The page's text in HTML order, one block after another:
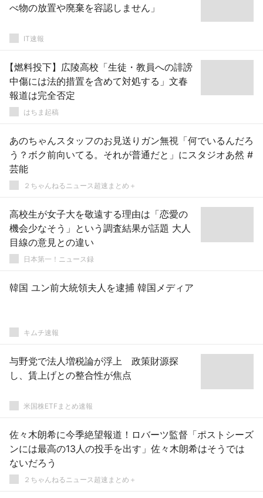
べ物の放置や廃棄を容認しません」
IT速報
【燃料投下】広陵高校「生徒・教員への誹謗
中傷には法的措置を含めて対処する」文春
報道は完全否定
はちま起稿
あのちゃんスタッフのお見送りガン無視「何でいるんだろ
う？ボク前向いてる。それが普通だと」にスタジオあ然 #
芸能
２ちゃんねるニュース超速まとめ＋
高校生が女子大を敬遠する理由は「恋愛の
機会少なそう」という調査結果が話題 大人
目線の意見との違い
日本第一！ニュース録
韓国 ユン前大統領夫人を逮捕 韓国メディア
キムチ速報
与野党で法人増税論が浮上 政策財源探
し、賃上げとの整合性が焦点
米国株ETFまとめ速報
佐々木朗希に今季絶望報道！ロバーツ監督「ポストシーズ
ンには最高の13人の投手を出す」佐々木朗希はそうでは
ないだろう
２ちゃんねるニュース超速まとめ＋